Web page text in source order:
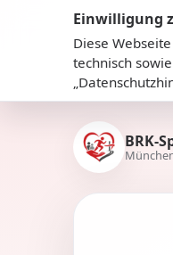
Einwilligung
Diese
technisch
BRK-